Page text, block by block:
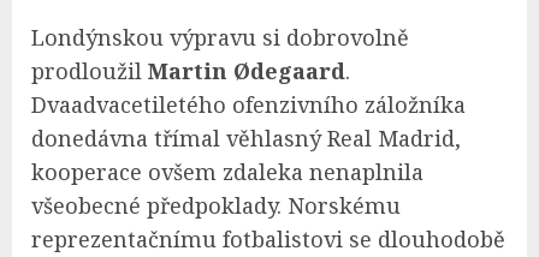
Londýnskou výpravu si dobrovolně
prodloužil Martin Ødegaard.
Dvaadvacetiletého ofenzivního záložníka
donedávna třímal věhlasný Real Madrid,
kooperace ovšem zdaleka nenaplnila
všeobecné předpoklady. Norskému
reprezentačnímu fotbalistovi se dlouhodobě